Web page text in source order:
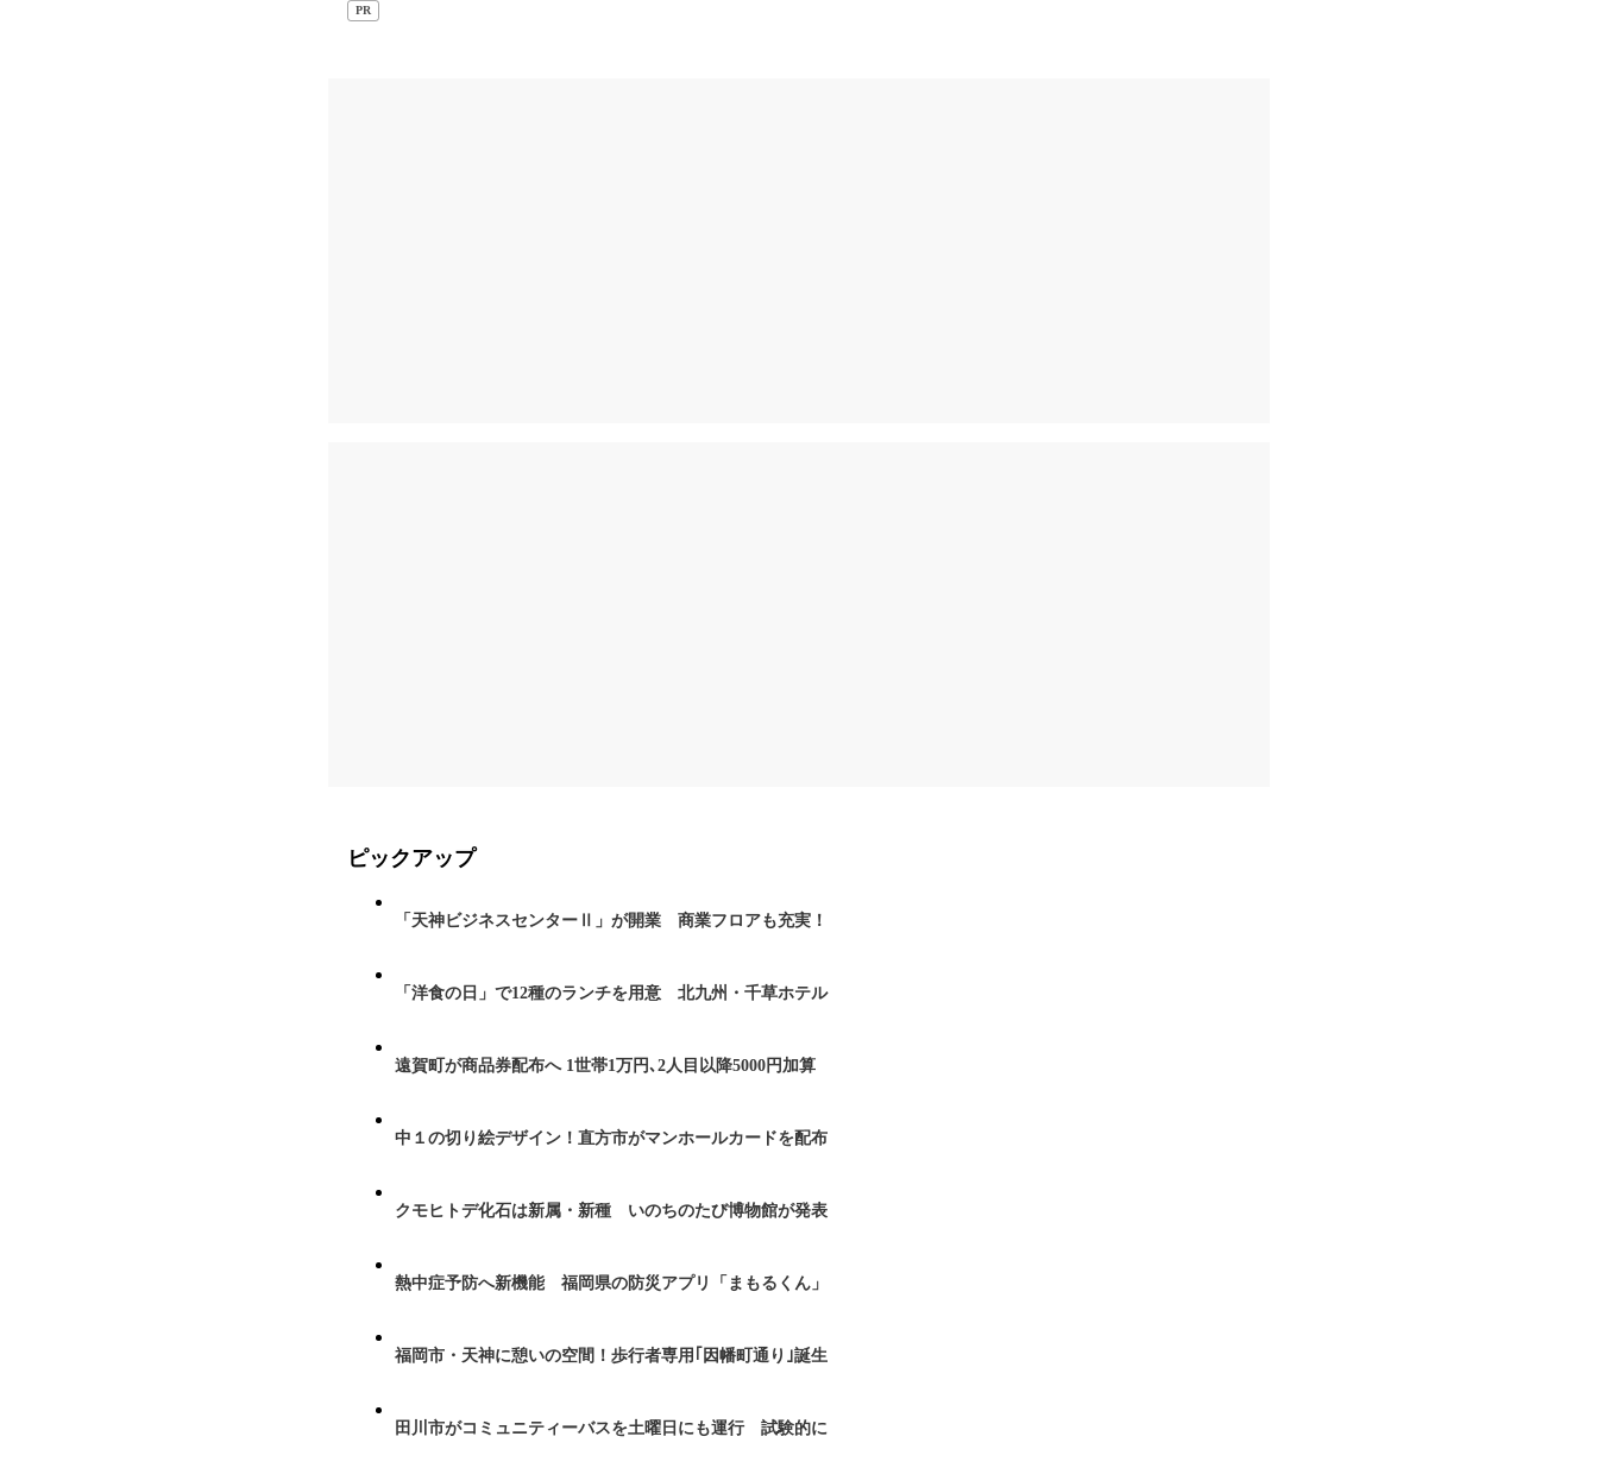
PR
ピックアップ
「天神ビジネスセンターⅡ」が開業 商業フロアも充実！
「洋食の日」で12種のランチを用意 北九州・千草ホテル
遠賀町が商品券配布へ 1世帯1万円､2人目以降5000円加算
中１の切り絵デザイン！直方市がマンホールカードを配布
クモヒトデ化石は新属・新種 いのちのたび博物館が発表
熱中症予防へ新機能 福岡県の防災アプリ「まもるくん」
福岡市・天神に憩いの空間！歩行者専用｢因幡町通り｣誕生
田川市がコミュニティーバスを土曜日にも運行 試験的に